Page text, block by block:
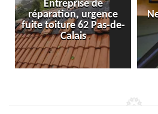
Nettoyage et pose de
gouttière 62